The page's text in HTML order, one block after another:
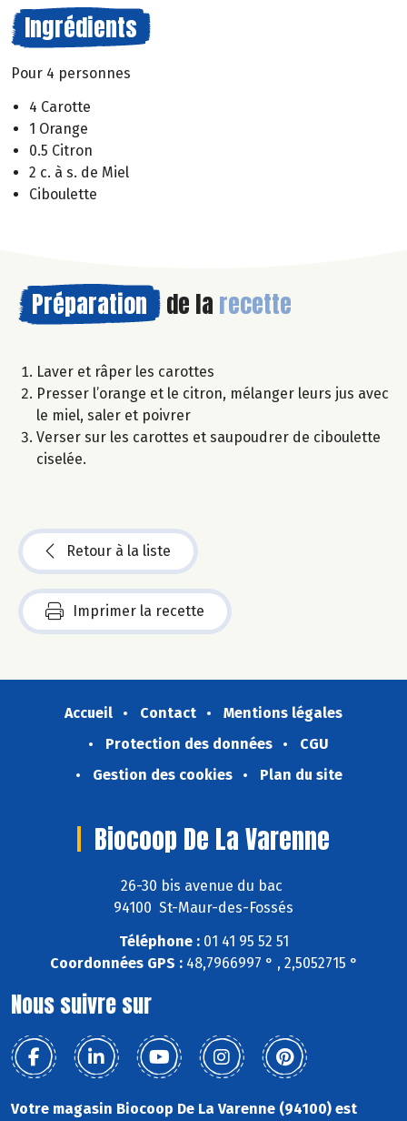
Ingrédients
Pour 4 personnes
4 Carotte
1 Orange
0.5 Citron
2 c. à s. de Miel
Ciboulette
Préparation de la recette
Laver et râper les carottes
Presser l’orange et le citron, mélanger leurs jus avec
le miel, saler et poivrer
Verser sur les carottes et saupoudrer de ciboulette
ciselée.
Retour à la liste
Imprimer la recette
Accueil Contact
Mentions légales
Protection des données
CGU
Gestion des cookies
Plan du site
Biocoop De La Varenne
26-30 bis avenue du bac
94100 St-Maur-des-Fossés
Téléphone :01 41 95 52 51
Coordonnées GPS :48,7966997 ° , 2,5052715 °
Nous suivre sur
Votre magasin Biocoop De La Varenne (94100) est